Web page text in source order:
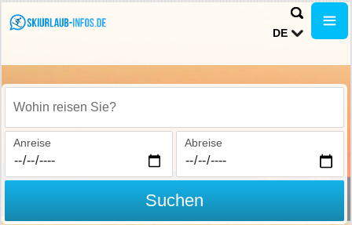
DE
Wohin reisen Sie?
Anreise Abreise
Suchen